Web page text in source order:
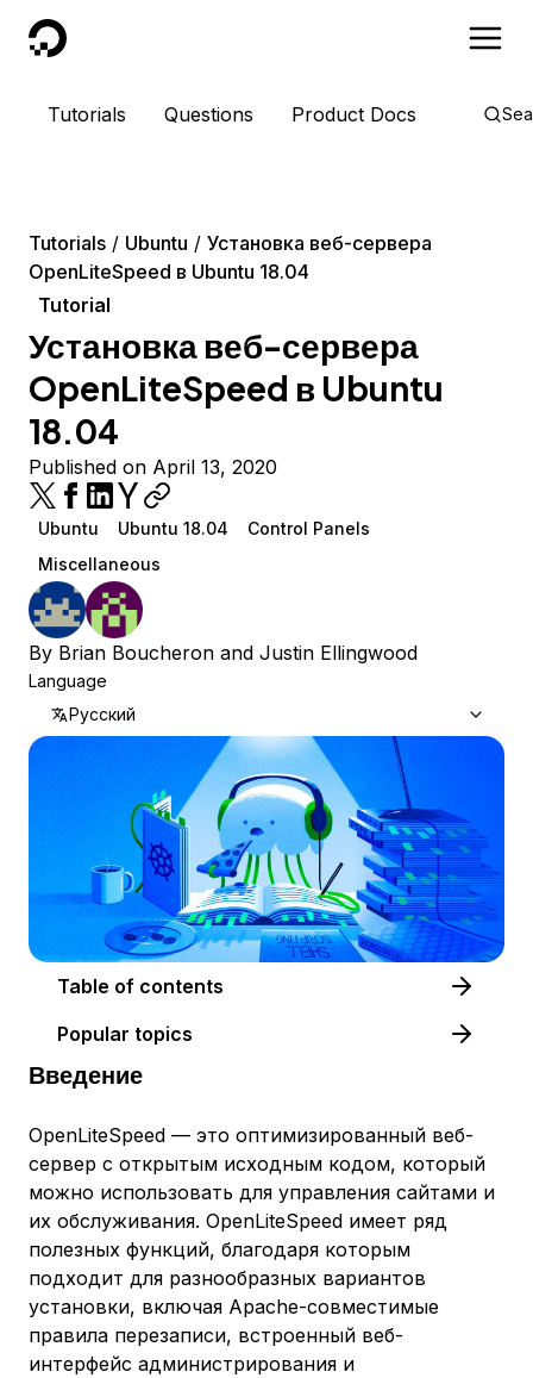
DigitalOcean
Tutorials Questions Product Docs
Tutorials Ubuntu
Установка веб-сервера
OpenLiteSpeed в Ubuntu 18.04
Tutorial
Установка веб-сервера
OpenLiteSpeed в Ubuntu
18.04
Published on April 13, 2020
Ubuntu Ubuntu 18.04
Control Panels
Miscellaneous
By Brian Boucheron and Justin Ellingwood
Language
Русский
Table of contents
Popular topics
Введение
OpenLiteSpeed — это оптимизированный веб-
сервер с открытым исходным кодом, который
можно использовать для управления сайтами и
их обслуживания. OpenLiteSpeed имеет ряд
полезных функций, благодаря которым
подходит для разнообразных вариантов
установки, включая Apache-совместимые
правила перезаписи, встроенный веб-
интерфейс администрирования и